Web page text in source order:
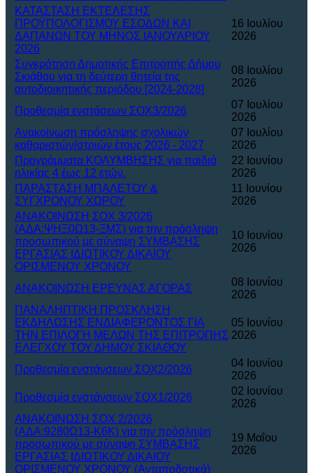
ΚΑΤΑΣΤΑΣΗ ΕΚΤΕΛΕΣΗΣ
ΠΡΟΫΠΟΛΟΓΙΣΜΟΥ ΕΣΟΔΩΝ ΚΑΙ
ΔΑΠΑΝΩΝ ΤΟΥ ΜΗΝΟΣ ΙΑΝΟΥΑΡΙΟΥ
2026
16 Ιουλίου
2026
Συγκρότηση Δημοτικής Επιτροπής Δήμου
Σκιάθου για τη δεύτερη θητεία της
αυτοδιοικητικής περιόδου [2024-2028]
08 Ιουλίου
2026
Προθεσμία ενστάσεων ΣΟΧ3/2026
07 Ιουλίου
2026
Ανακοίνωση πρόσληψης σχολικών
καθαριστών/στριών έτους 2026 - 2027
07 Ιουλίου
2026
Προγράμματα ΚΟΛΥΜΒΗΣΗΣ για παιδιά
ηλικίας 4 έως 12 ετών.
22 Ιουνίου
2026
ΠΑΡΑΣΤΑΣΗ ΜΠΑΛΕΤΟΥ &
ΣΥΓΧΡΟΝΟΥ ΧΩΡΟΥ
11 Ιουνίου
2026
ΑΝΑΚΟΙΝΩΣΗ ΣΟΧ 3/2026
(ΑΔΑ:ΨΗΞ0Ω13-ΞΜΣ) για την πρόσληψη
προσωπικού με σύναψη ΣΥΜΒΑΣΗΣ
ΕΡΓΑΣΙΑΣ ΙΔΙΩΤΙΚΟΥ ΔΙΚΑΙΟΥ
ΟΡΙΣΜΕΝΟΥ ΧΡΟΝΟΥ
10 Ιουνίου
2026
ΑΝΑΚΟΙΝΩΣΗ ΕΡΕΥΝΑΣ ΑΓΟΡΑΣ
08 Ιουνίου
2026
ΠΑΝΑΛΗΠΤΙΚΗ ΠΡΟΣΚΛΗΣΗ
ΕΚΔΗΛΩΣΗΣ ΕΝΔΙΑΦΕΡΟΝΤΟΣ ΓΙΑ
ΤΗΝ ΕΠΙΛΟΓΗ ΜΕΛΩΝ ΤΗΣ ΕΠΙΤΡΟΠΗΣ
ΕΛΕΓΧΟΥ ΤΟΥ ΔΗΜΟΥ ΣΚΙΑΘΟΥ
05 Ιουνίου
2026
Προθεσμία ενστάνσεων ΣΟΧ2/2026
04 Ιουνίου
2026
Προθεσμία ενστάνσεων ΣΟΧ1/2026
02 Ιουνίου
2026
ΑΝΑΚΟΙΝΩΣΗ ΣΟΧ 2/2026
(ΑΔΑ:9280Ω13-Κ6Κ) για την πρόσληψη
προσωπικού με σύναψη ΣΥΜΒΑΣΗΣ
ΕΡΓΑΣΙΑΣ ΙΔΙΩΤΙΚΟΥ ΔΙΚΑΙΟΥ
ΟΡΙΣΜΕΝΟΥ ΧΡΟΝΟΥ (Ανταποδοτικά)
19 Μαΐου
2026